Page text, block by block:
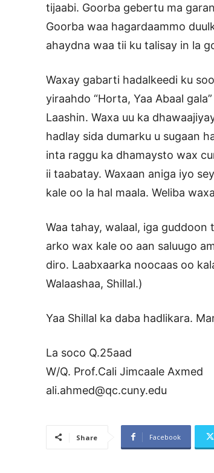
tijaabi. Goorba gebertu ma
Goorba waa hagardaammo
ahaydna waa tii ku talisay in la
Waxay gabarti hadalkeedi ku
yiraahdo “Horta, Yaa Abaal
Laashin. Waxa uu ka
hadlay sida dumarku u sugaan
inta raggu ka dhamaysto wax
ii taabatay. Waxaan aniga iyo
kale oo la hal maala. Weliba
Waa tahay, walaal, iga guddoon
arko wax kale oo aan saluugo
diro. Laabxaarka noocaas oo
Walaashaa, Shillal.)
Yaa Shillal ka daba hadlikara.
La soco Q.25aad
W/Q. Prof.Cali Jimcaale Axmed
ali.ahmed@qc.cuny.edu
Share Facebook